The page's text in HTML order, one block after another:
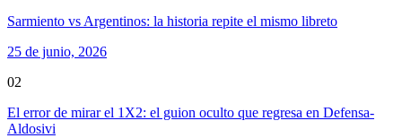
Sarmiento vs Argentinos: la historia repite el mismo libreto
25 de junio, 2026
02
El error de mirar el 1X2: el guion oculto que regresa en Defensa-
Aldosivi